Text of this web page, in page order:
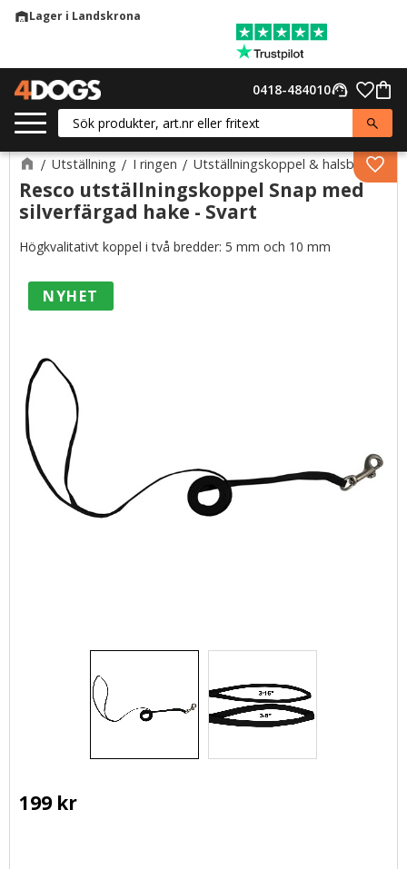
warehouseLager i Landskrona
support_agent
0418-484010
Utställning I ringen Utställningskoppel & halsband
Resco utställningskoppel Snap med
silverfärgad hake - Svart
Högkvalitativt koppel i två bredder: 5 mm och 10 mm
NYHET
199kr